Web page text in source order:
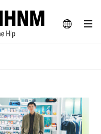
JA
SNAP
フスタイルWEBマガジン
の逸品
サミット